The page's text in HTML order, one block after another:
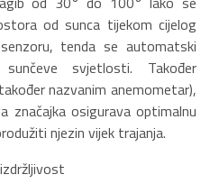
od sunca tijekom cijelog
tenda se automatski
svjetlosti. Također
nazvanim anemometar),
značajka osigurava optimalnu
njezin vijek trajanja.